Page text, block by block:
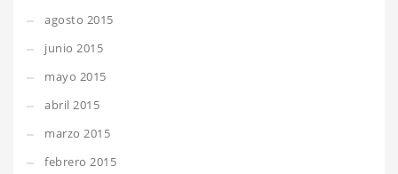
agosto 2015
junio 2015
mayo 2015
abril 2015
marzo 2015
febrero 2015